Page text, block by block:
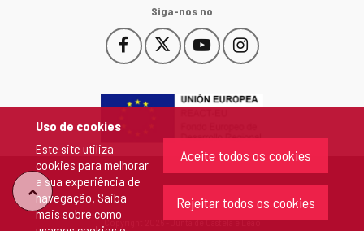
Uso de cookies
Este site utiliza
cookies para melhorar
a sua experiência de
navegação. Saiba
mais sobre como
Aceite todos os cookies
Rejeitar todos os cookies
Siga-nos no
Facebook
Este
enlace
abrirá
nueva.
Este
enlace
abrirá
ventana
nueva.
YouTube
Este
enlace
abrirá
ventana
nueva.
Instagram
Este
enlace
abrirá
nueva.
"Voltar
Copyright 2026 - Junta de Castela e Leão